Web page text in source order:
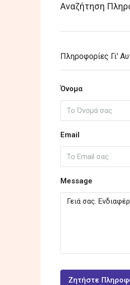
Αναζήτηση
Πληροφορίες Γι'
Όνομα
Email
Message
Ζητήστε